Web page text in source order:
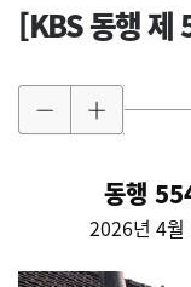
[KBS 동행 제
동행
2026년 4